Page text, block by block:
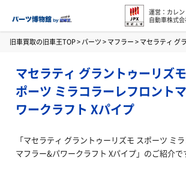
運営：カレン
自動車株式
旧車買取の旧車王TOP>パーツ>マフラー>マセラティ グ
マセラティ グラントゥーリズ
ポーツ ミラコラーレフロント
ワークラフト Xパイプ
「マセラティ グラントゥーリズモ スポーツ ミ
マフラー&パワークラフト Xパイプ」のご紹介で